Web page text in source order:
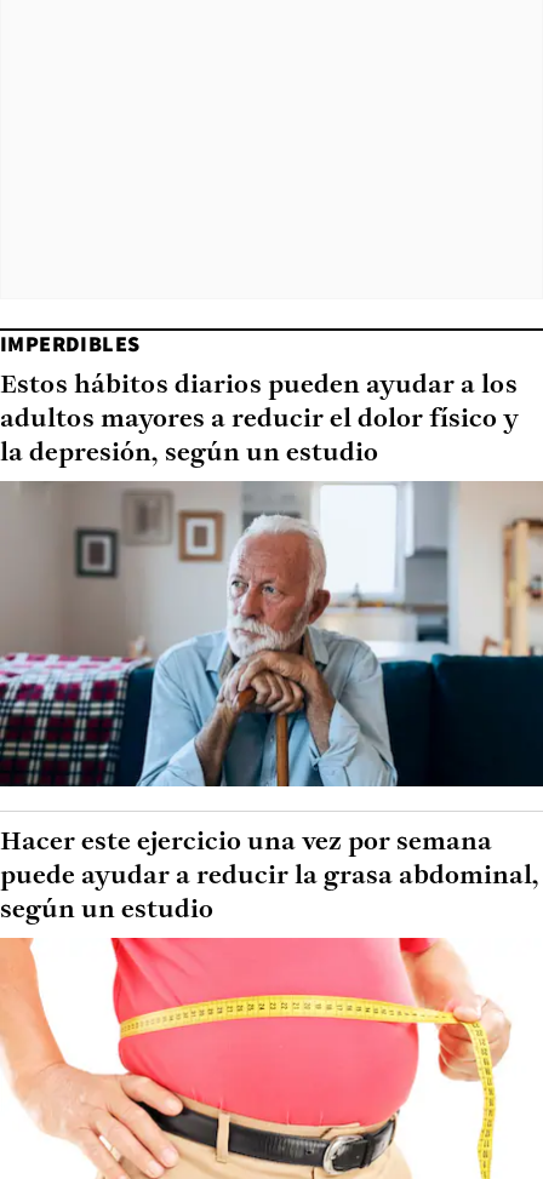
IMPERDIBLES
Estos hábitos diarios pueden ayudar a los
adultos mayores a reducir el dolor físico y
la depresión, según un estudio
Hacer este ejercicio una vez por semana
puede ayudar a reducir la grasa abdominal,
según un estudio